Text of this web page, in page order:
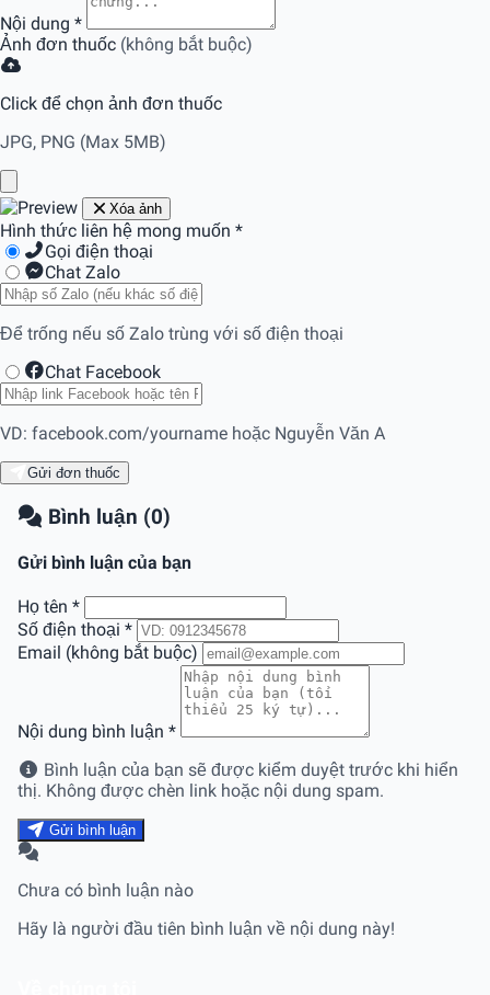
Nội dung *
Ảnh đơn thuốc (không bắt buộc)
Click để chọn ảnh đơn thuốc
JPG, PNG (Max 5MB)
Xóa ảnh
Hình thức liên hệ mong muốn *
Gọi điện thoại
Chat Zalo
Để trống nếu số Zalo trùng với số điện thoại
Chat Facebook
VD: facebook.com/yourname hoặc Nguyễn Văn A
Gửi đơn thuốc
Bình luận (0)
Gửi bình luận của bạn
Họ tên *
Số điện thoại *
Email (không bắt buộc)
Nội dung bình luận *
Bình luận của bạn sẽ được kiểm duyệt trước khi hiển
thị. Không được chèn link hoặc nội dung spam.
Gửi bình luận
Chưa có bình luận nào
Hãy là người đầu tiên bình luận về nội dung này!